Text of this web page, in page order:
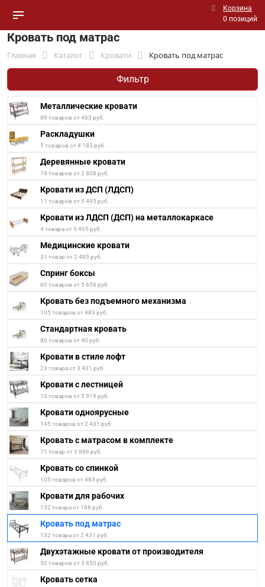
Корзина
0 позиций
Кровать под матрас
Главная Каталог Кровати Кровать под матрас
Фильтр
Металлические кровати
89 товаров от 483 руб.
Раскладушки
5 товаров от 4 183 руб.
Деревянные кровати
19 товаров от 2 808 руб.
Кровати из ДСП (ЛДСП)
11 товаров от 5 495 руб.
Кровати из ЛДСП (ДСП) на металлокаркасе
4 товара от 5 495 руб.
Медицинские кровати
31 товар от 2 485 руб.
Спринг боксы
60 товаров от 5 658 руб.
Кровать без подъемного механизма
105 товаров от 483 руб.
Стандартная кровать
80 товаров от 40 руб.
Кровати в стиле лофт
23 товара от 3 431 руб.
Кровати с лестницей
13 товаров от 5 919 руб.
Кровати одноярусные
145 товаров от 2 431 руб.
Кровать с матрасом в комплекте
71 товар от 3 886 руб.
Кровать со спинкой
105 товаров от 483 руб.
Кровати для рабочих
132 товара от 168 руб.
Кровать под матрас
132 товара от 2 431 руб.
Двухэтажные кровати от производителя
50 товаров от 3 850 руб.
Кровать сетка